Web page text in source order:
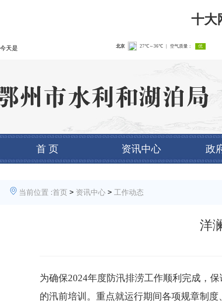
十大
今天是
首 页 资讯中心 政
当前位置 :首页 > 资讯中心 > 工作动态
洋
为确保2024年度防汛排涝工作顺利完成，
的汛前培训。重点就运行期间各项规章制